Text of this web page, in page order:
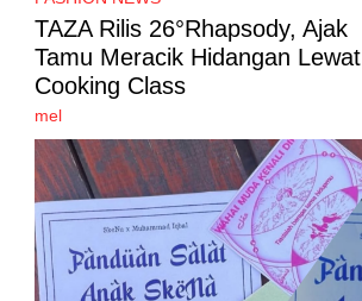
TAZA Rilis 26°Rhapsody, Ajak
Tamu Meracik Hidangan Lewat
Cooking Class
mel